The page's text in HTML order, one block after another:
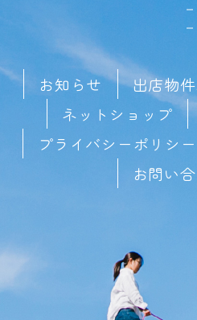
お知らせ 出店物
ネットショップ
プライバシーポリシー
お問い